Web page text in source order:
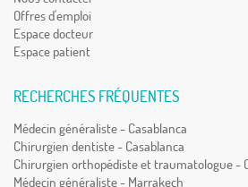
Offres d'emploi
Espace docteur
Espace patient
RECHERCHES FRÉQUENTES
Médecin généraliste - Casablanca
Chirurgien dentiste - Casablanca
Chirurgien orthopédiste et traumatologue -
Médecin généraliste - Marrakech